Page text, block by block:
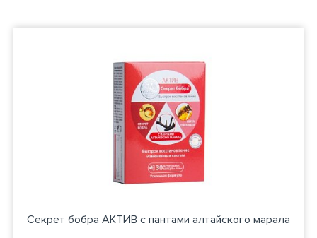
Секрет бобра АКТИВ с пантами алтайского марала